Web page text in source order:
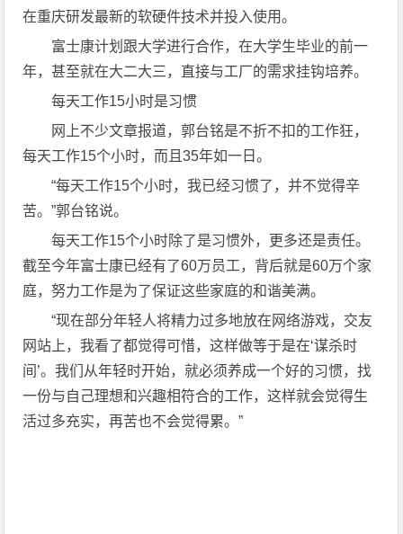
在重庆研发最新的软硬件技术并投入使用。
富士康计划跟大学进行合作，在大学生毕业的前一
年，甚至就在大二大三，直接与工厂的需求挂钩培养。
每天工作15小时是习惯
网上不少文章报道，郭台铭是不折不扣的工作狂，
每天工作15个小时，而且35年如一日。
“每天工作15个小时，我已经习惯了，并不觉得辛
苦。”郭台铭说。
每天工作15个小时除了是习惯外，更多还是责任。
截至今年富士康已经有了60万员工，背后就是60万个家
庭，努力工作是为了保证这些家庭的和谐美满。
“现在部分年轻人将精力过多地放在网络游戏，交友
网站上，我看了都觉得可惜，这样做等于是在‘谋杀时
间’。我们从年轻时开始，就必须养成一个好的习惯，找
一份与自己理想和兴趣相符合的工作，这样就会觉得生
活过多充实，再苦也不会觉得累。”